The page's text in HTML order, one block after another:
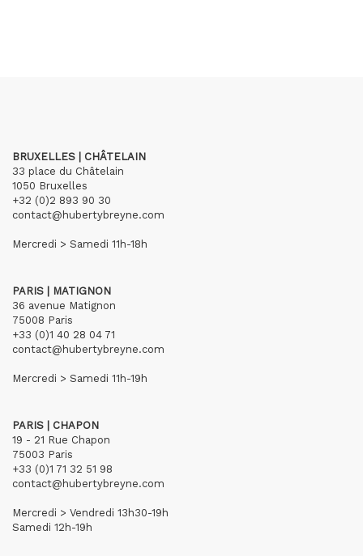
BRUXELLES | CHÂTELAIN
33 place du Châtelain
1050 Bruxelles
+32 (0)2 893 90 30
contact@hubertybreyne.com
Mercredi > Samedi 11h-18h
PARIS | MATIGNON
36 avenue Matignon
75008 Paris
+33 (0)1 40 28 04 71
contact@hubertybreyne.com
Mercredi > Samedi 11h-19h
PARIS | CHAPON
19 - 21 Rue Chapon
75003 Paris
+33 (0)1 71 32 51 98
contact@hubertybreyne.com
Mercredi > Vendredi 13h30-19h
Samedi 12h-19h